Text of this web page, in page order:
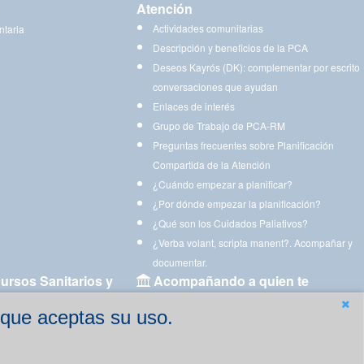
aceptas su uso.
Atención
Actividades comunitarias
Descripción y beneficios de la PCA
Deseos Kayrós (DK): complementar por escrito
conversaciones que ayudan
Enlaces de interés
Grupo de Trabajo de PCA-RM
Preguntas frecuentes sobre Planificación
Compartida de la Atención
¿Cuándo empezar a planificar?
¿Por dónde empezar la planificación?
¿Qué son los Cuidados Paliativos?
¿Verba volant, scripta manent?. Acompañar y
documentar.
Sanitarios y
Acompañando a quien te
Aplicaciones para descargar